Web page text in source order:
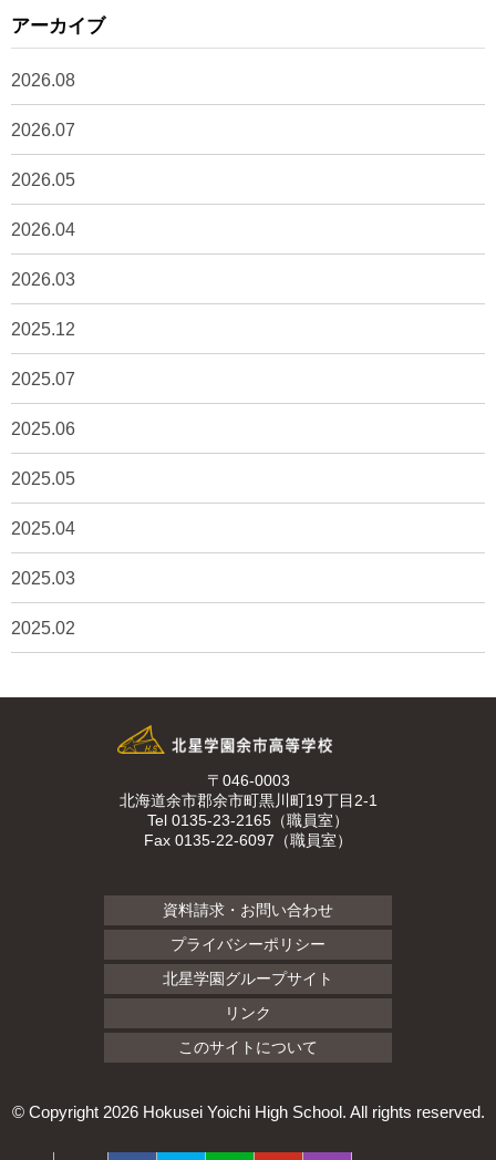
アーカイブ
2026.08
2026.07
2026.05
2026.04
2026.03
2025.12
2025.07
2025.06
2025.05
2025.04
2025.03
2025.02
〒046-0003
北海道余市郡余市町黒川町19丁目2-1
Tel 0135-23-2165（職員室）
Fax 0135-22-6097（職員室）
資料請求・お問い合わせ
プライバシーポリシー
北星学園グループサイト
リンク
このサイトについて
© Copyright 2026 Hokusei Yoichi High School. All rights reserved.